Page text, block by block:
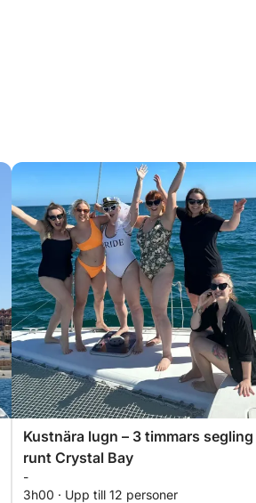
Kustnära lugn – 3 timmars segling
runt Crystal Bay
-
3h00 · Upp till 12 personer